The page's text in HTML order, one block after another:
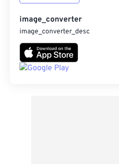
image_converter
image_converter_desc